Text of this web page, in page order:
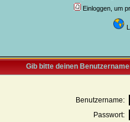
Einloggen, um
Gib bitte deinen
Benutzername:
Passwort: